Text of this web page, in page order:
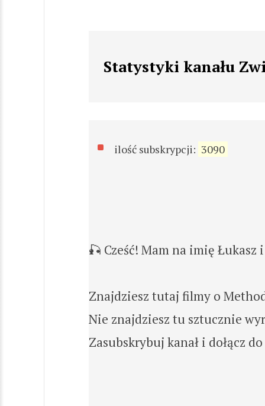
Statystyki kanału
ilość subskrypcji: 3090
🎣 Cześć! Mam na imię
Znajdziesz tutaj filmy o
Nie znajdziesz tu sztucznie
Zasubskrybuj kanał i dołącz